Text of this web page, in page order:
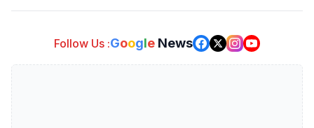
Follow Us :Google News